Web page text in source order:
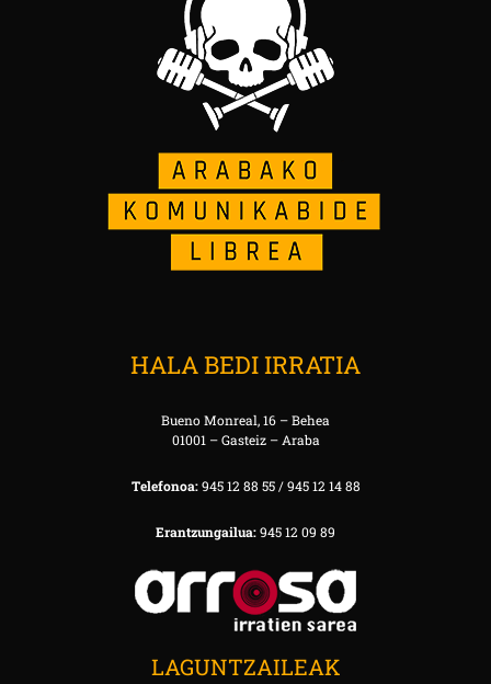
HALA BEDI IRRATIA
Bueno Monreal, 16 – Behea
01001 – Gasteiz – Araba
Telefonoa:945 12 88 55 / 945 12 14 88
Erantzungailua:945 12 09 89
LAGUNTZAILEAK